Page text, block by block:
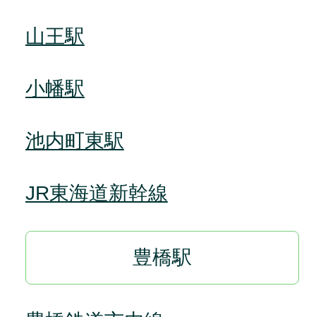
山王駅
小幡駅
池内町東駅
JR東海道新幹線
豊橋駅